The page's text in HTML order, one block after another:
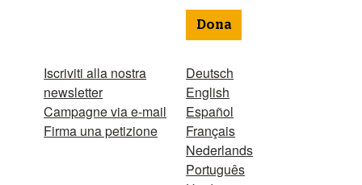
Iscriviti alla nostra
newsletter
Campagne via e-mail
Firma una petizione
Dona
Deutsch
English
Español
Français
Nederlands
Português